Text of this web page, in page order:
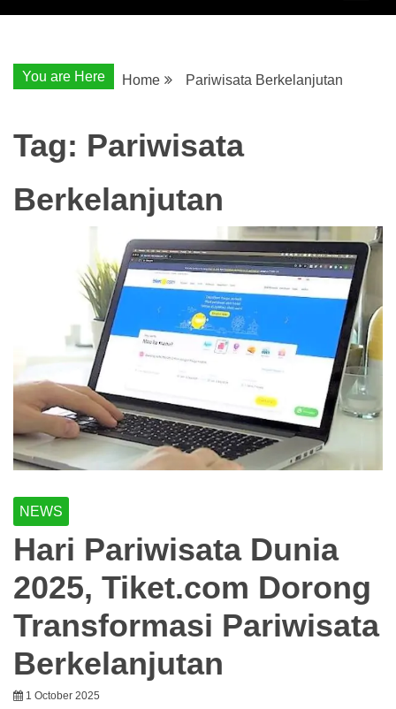
You are Here Home Pariwisata Berkelanjutan
Tag: Pariwisata
Berkelanjutan
NEWS
Hari Pariwisata Dunia
2025, Tiket.com Dorong
Transformasi Pariwisata
Berkelanjutan
1 October 2025